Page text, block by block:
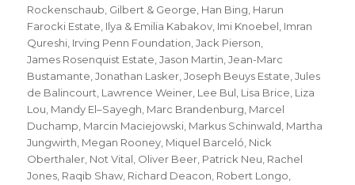
Rockenschaub Gilbert & George Han Bing Harun
Farocki Estate Ilya & Emilia Kabakov Imi Knoebel Imran
Qureshi Irving Penn Foundation ,Jack Pierson
James Rosenquist Estate ,Jason Martin ,Jean-Marc
Bustamante ,Jonathan Lasker ,Joseph Beuys Estate ,Jules
de Balincourt Lawrence Weiner Lee Bul Lisa Brice Liza
Lou Mandy El–Sayegh Marc Brandenburg Marcel
Duchamp Marcin Maciejowski Markus Schinwald Martha
Jungwirth Megan Rooney Miquel Barceló Nick
Oberthaler Not Vital Oliver Beer Patrick Neu Rachel
Jones Raqib Shaw Richard Deacon Robert Longo